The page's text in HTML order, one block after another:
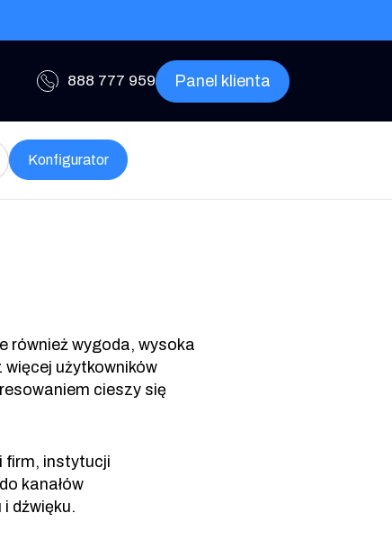
888 777 959 Panel klienta
Konfigurator
również wygoda, wysoka
użytkowników
cieszy się
firm, instytucji
kanałów
dźwięku.